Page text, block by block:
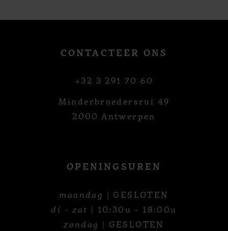
CONTACTEER ONS
+32 3 291 70 60
Minderbroedersrui 49
2000 Antwerpen
OPENINGSUREN
maandag | GESLOTEN
di - zat | 10:30u - 18:00u
zondag | GESLOTEN